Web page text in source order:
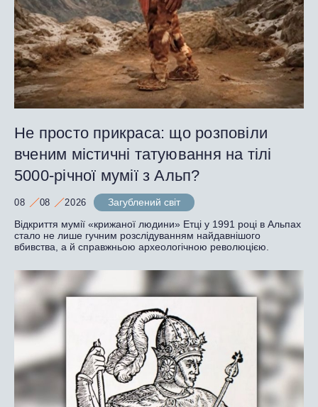
Не просто прикраса: що розповіли
вченим містичні татуювання на тілі
5000-річної мумії з Альп?
08 08 2026
Загублений світ
Відкриття мумії «крижаної людини» Етці у 1991 році в Альпах
стало не лише гучним розслідуванням найдавнішого
вбивства, а й справжньою археологічною революцією.